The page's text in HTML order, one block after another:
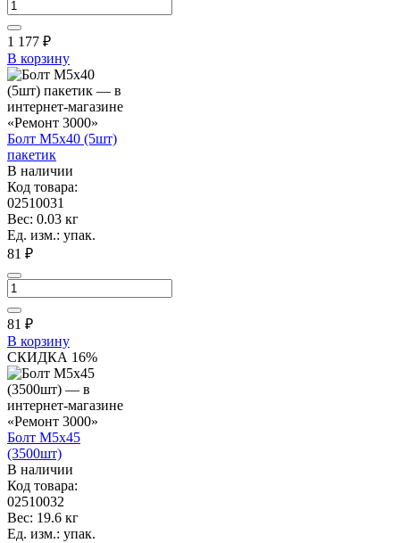
1 177 ₽
В корзину
Болт М5х40 (5шт)
пакетик
В наличии
Код товара:
02510031
Вес: 0.03 кг
Ед. изм.: упак.
81 ₽
81 ₽
В корзину
СКИДКА 16%
Болт М5х45
(3500шт)
В наличии
Код товара:
02510032
Вес: 19.6 кг
Ед. изм.: упак.